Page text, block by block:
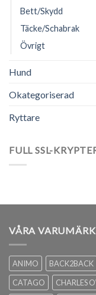
Bett/Skydd
Täcke/Schabrak
Övrigt
Hund
Okategoriserad
Ryttare
FULL SSL-
VÅRA
ANIMO BACK2BACK
CATAGO
CHARLES